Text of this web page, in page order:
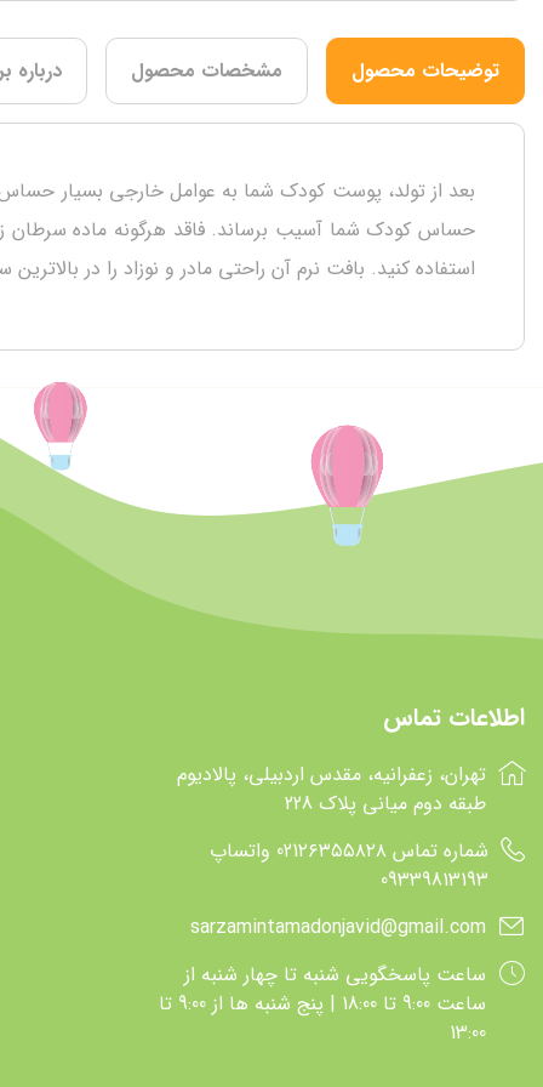
توضیحات محصول مشخصات محصول درباره
استفاده کنید. بافت نرم آن راحتی مادر و نوزاد را در
اطلاعات تماس
تهران، زعفرانیه، مقدس اردبیلی، پالادیوم
طبقه دوم میانی پلاک 228
شماره تماس 021۲۶۳۵۵۸۲۸ واتساپ
09339813193
sarzamintamadonjavid@gmail.com
ساعت پاسخگويي شنبه تا چهار شنبه از
ساعت 9:00 تا 18:00 | پنج شنبه ها از 9:00 تا
13:00